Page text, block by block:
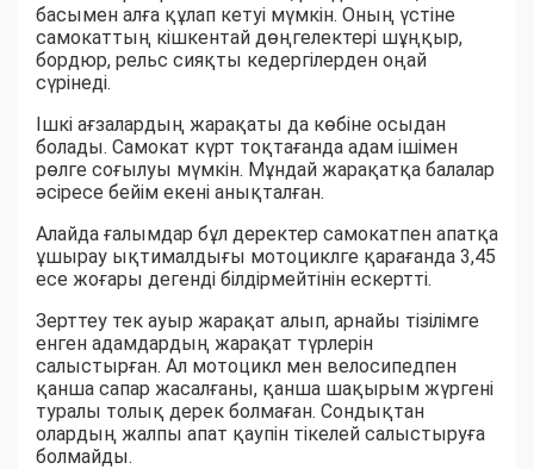
басымен алға құлап кетуі мүмкін. Оның үстіне
самокаттың кішкентай дөңгелектері шұңқыр,
бордюр, рельс сияқты кедергілерден оңай
сүрінеді.
Ішкі ағзалардың жарақаты да көбіне осыдан
болады. Самокат күрт тоқтағанда адам ішімен
рөлге соғылуы мүмкін. Мұндай жарақатқа балалар
әсіресе бейім екені анықталған.
Алайда ғалымдар бұл деректер самокатпен апатқа
ұшырау ықтималдығы мотоциклге қарағанда 3,45
есе жоғары дегенді білдірмейтінін ескертті.
Зерттеу тек ауыр жарақат алып, арнайы тізілімге
енген адамдардың жарақат түрлерін
салыстырған. Ал мотоцикл мен велосипедпен
қанша сапар жасалғаны, қанша шақырым жүргені
туралы толық дерек болмаған. Сондықтан
олардың жалпы апат қаупін тікелей салыстыруға
болмайды.